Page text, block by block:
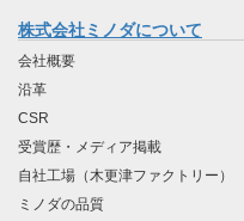
株式会社ミノダについて
会社概要
沿革
CSR
受賞歴・メディア掲載
自社工場（木更津ファクトリー）
ミノダの品質